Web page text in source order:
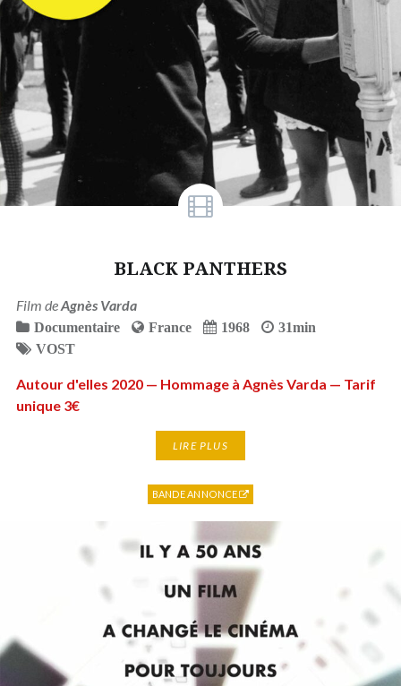
BLACK PANTHERS
Film deAgnès Varda
Documentaire France 1968
31min
VOST
Autour d'elles 2020 — Hommage à Agnès Varda — Tarif
unique 3€
LIRE PLUS
BANDE ANNONCE